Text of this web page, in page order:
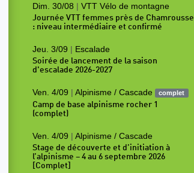
Dim. 30/08 | VTT Vélo de montagne
Journée VTT femmes près de Chamrousse
: niveau intermédiaire et confirmé
Jeu. 3/09 | Escalade
Soirée de lancement de la saison
d'escalade 2026-2027
Ven. 4/09 | Alpinisme / Cascade complet
Camp de base alpinisme rocher 1
(complet)
Ven. 4/09 | Alpinisme / Cascade
Stage de découverte et d’initiation à
l’alpinisme – 4 au 6 septembre 2026
[Complet]